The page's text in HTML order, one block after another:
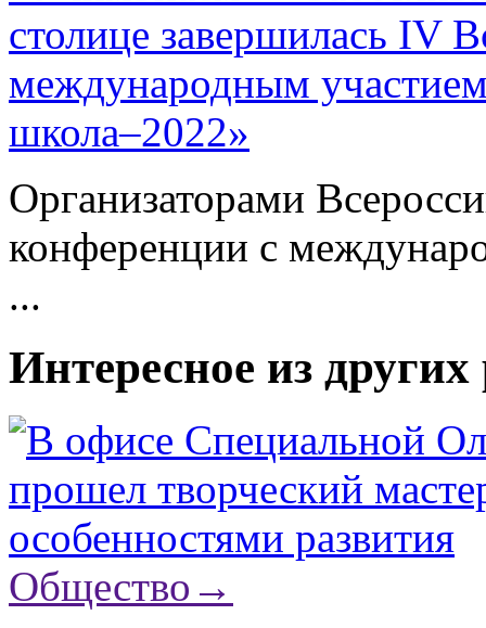
столице завершилась IV
международным
школа–2022»
Организаторами
конференции с
...
Интересное из
Общество →